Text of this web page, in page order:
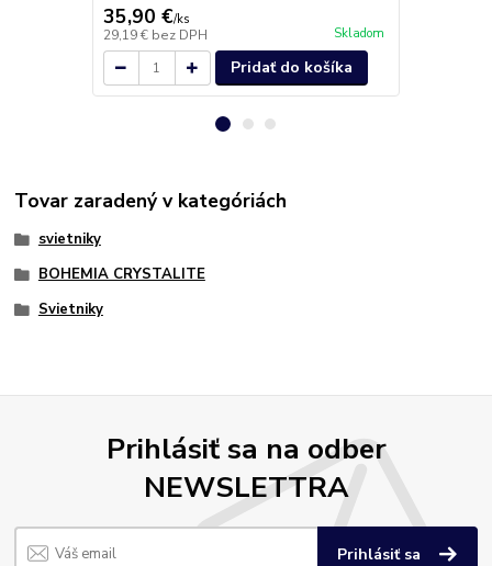
35,90 €/ks
29,19 € bez DPH Skladom
Pridať do košíka
Tovar zaradený v kategóriách
svietniky
BOHEMIA CRYSTALITE
Svietniky
Prihlásiť sa na odber
NEWSLETTRA
Prihlásiť sa